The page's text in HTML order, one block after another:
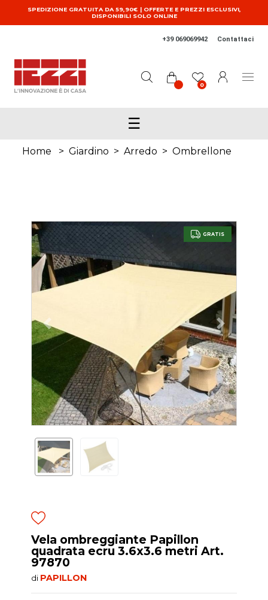
Salta al contenuto principale
SPEDIZIONE GRATUITA DA 59,90€ | OFFERTE E PREZZI ESCLUSIVI,
DISPONIBILI SOLO ONLINE
+39 069069942 Contattaci
0
☰
Home > Giardino > Arredo > Ombrellone
GRATIS
Vela ombreggiante Papillon
quadrata ecru 3.6x3.6 metri Art.
97870
di PAPILLON